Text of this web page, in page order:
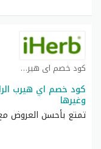
كود خصم اي هيرب كوبون
وغيرها
تمتع بأحسن العروض مع